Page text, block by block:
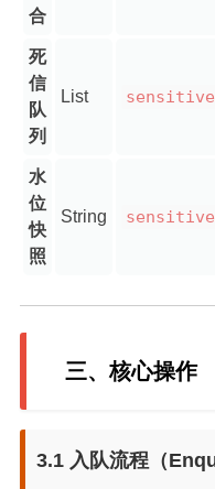
合
死
信
队
列
List
水
位
快
照
String
三、核心操作
3.1 入队流程（